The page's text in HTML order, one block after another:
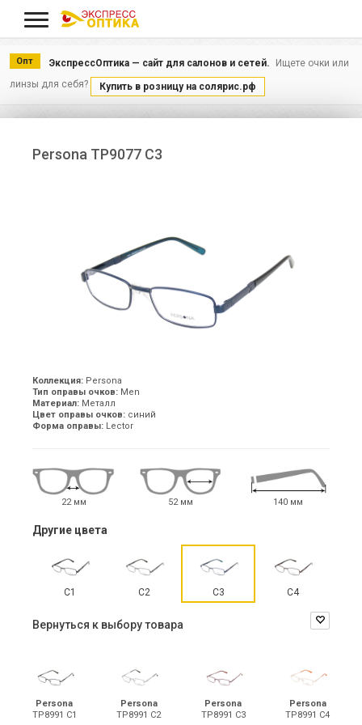
Опт ЭкспрессОптика — сайт для салонов и сетей.
Ищете очки или
линзы для себя?
Купить в розницу на солярис.рф
Persona TP9077 С3
Коллекция: Persona
Тип оправы очков: Men
Материал: Металл
Цвет оправы очков: синий
Форма оправы: Lector
22 мм 52 мм 140 мм
Другие цвета
С1 С2 С3 С4
Вернуться к выбору товара
Persona
TP8991 С1
Persona
TP8991 С2
Persona
TP8991 С3
Persona
TP8991 С4